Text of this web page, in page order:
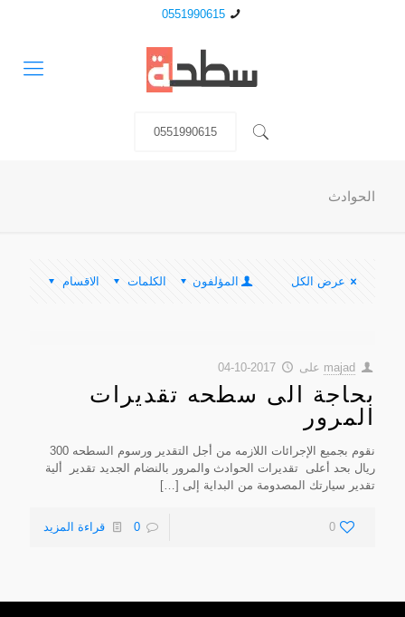
0551990615
0551990615
الحوادث
الاقسام الكلمات المؤلفون عرض الكل
majad على 2017-10-04
بحاجة الى سطحه تقديرات
المرور
نقوم بجميع الإجرائات اللازمه من أجل التقدير ورسوم السطحه 300
ريال بحد أعلى تقديرات الحوادث والمرور بالنضام الجديد تقدير ألية
تقدير سيارتك المصدومة من البداية إلى […]
0
0 قراءة المزيد